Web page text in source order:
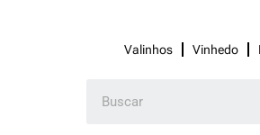
Valinhos Vinhedo